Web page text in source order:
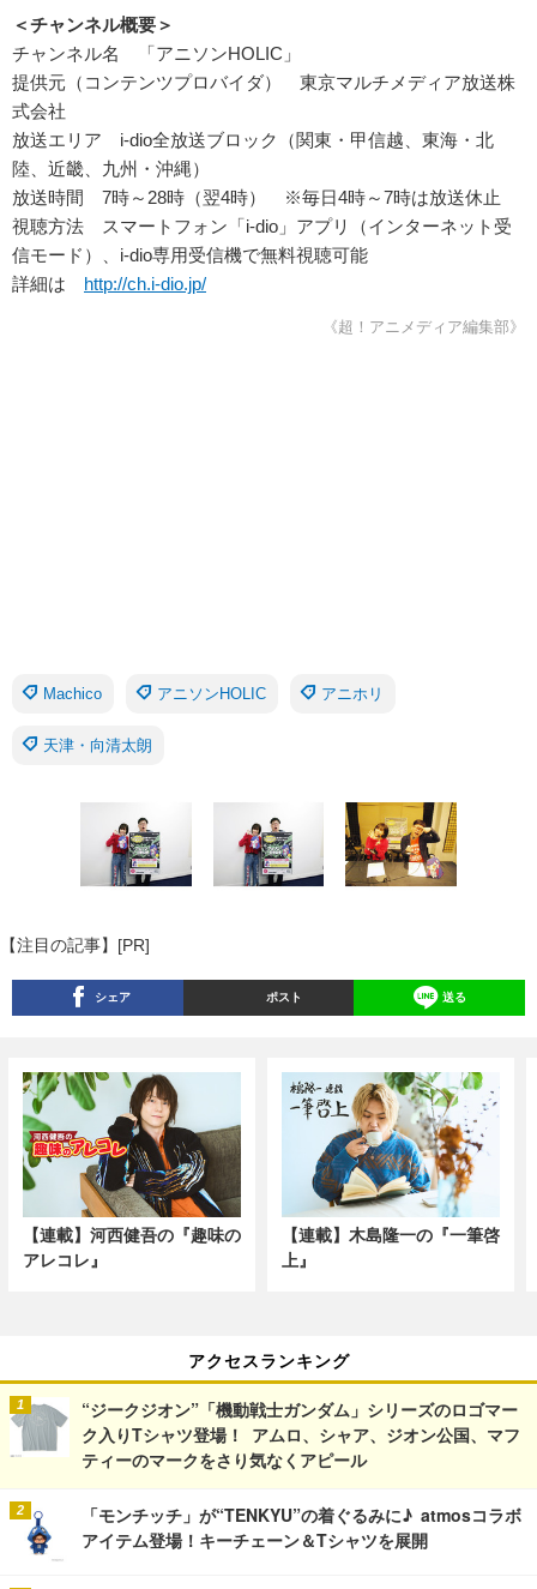
＜チャンネル概要＞
チャンネル名 「アニソンHOLIC」
提供元（コンテンツプロバイダ） 東京マルチメディア放送株
式会社
放送エリア i-dio全放送ブロック（関東・甲信越、東海・北
陸、近畿、九州・沖縄）
放送時間 7時～28時（翌4時） ※毎日4時～7時は放送休止
視聴方法 スマートフォン「i-dio」アプリ（インターネット受
信モード）、i-dio専用受信機で無料視聴可能
詳細は http://ch.i-dio.jp/
《超！アニメディア編集部》
Machico アニソンHOLIC アニホリ
天津・向清太朗
【注目の記事】[PR]
シェア ポスト 送る
【連載】河西健吾の『趣味の
アレコレ』
【連載】木島隆一の『一筆啓
上』
アクセスランキング
“ジークジオン”「機動戦士ガンダム」シリーズのロゴマー
ク入りTシャツ登場！ アムロ、シャア、ジオン公国、マフ
ティーのマークをさり気なくアピール
「モンチッチ」が“TENKYU”の着ぐるみに♪ atmosコラボ
アイテム登場！キーチェーン＆Tシャツを展開